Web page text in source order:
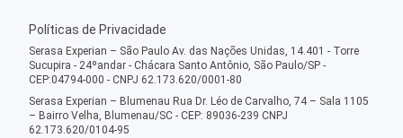
Políticas de Privacidade
Serasa Experian – São Paulo Av. das Nações Unidas, 14.401 - Torre
Sucupira - 24ºandar - Chácara Santo Antônio, São Paulo/SP -
CEP:04794-000 - CNPJ 62.173.620/0001-80
Serasa Experian – Blumenau Rua Dr. Léo de Carvalho, 74 – Sala 1105
– Bairro Velha, Blumenau/SC - CEP: 89036-239 CNPJ
62.173.620/0104-95